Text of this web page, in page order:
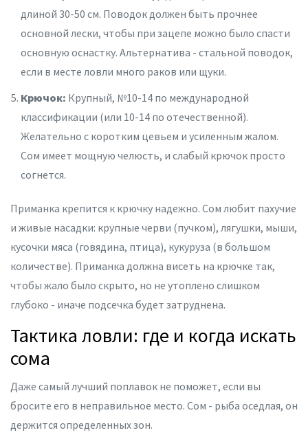
длиной 30-50 см. Поводок должен быть прочнее
основной лески, чтобы при зацепе можно было спасти
основную оснастку. Альтернатива - стальной поводок,
если в месте ловли много раков или щуки.
Крючок: Крупный, №10-14 по международной
классификации (или 10-14 по отечественной).
Желательно с коротким цевьем и усиленным жалом.
Сом имеет мощную челюсть, и слабый крючок просто
согнется.
Приманка крепится к крючку надежно. Сом любит пахучие
и живые насадки: крупные черви (пучком), лягушки, мыши,
кусочки мяса (говядина, птица), кукуруза (в большом
количестве). Приманка должна висеть на крючке так,
чтобы жало было скрыто, но не утоплено слишком
глубоко - иначе подсечка будет затруднена.
Тактика ловли: где и когда искать
сома
Даже самый лучший поплавок не поможет, если вы
бросите его в неправильное место. Сом - рыба оседлая, он
держится определенных зон.